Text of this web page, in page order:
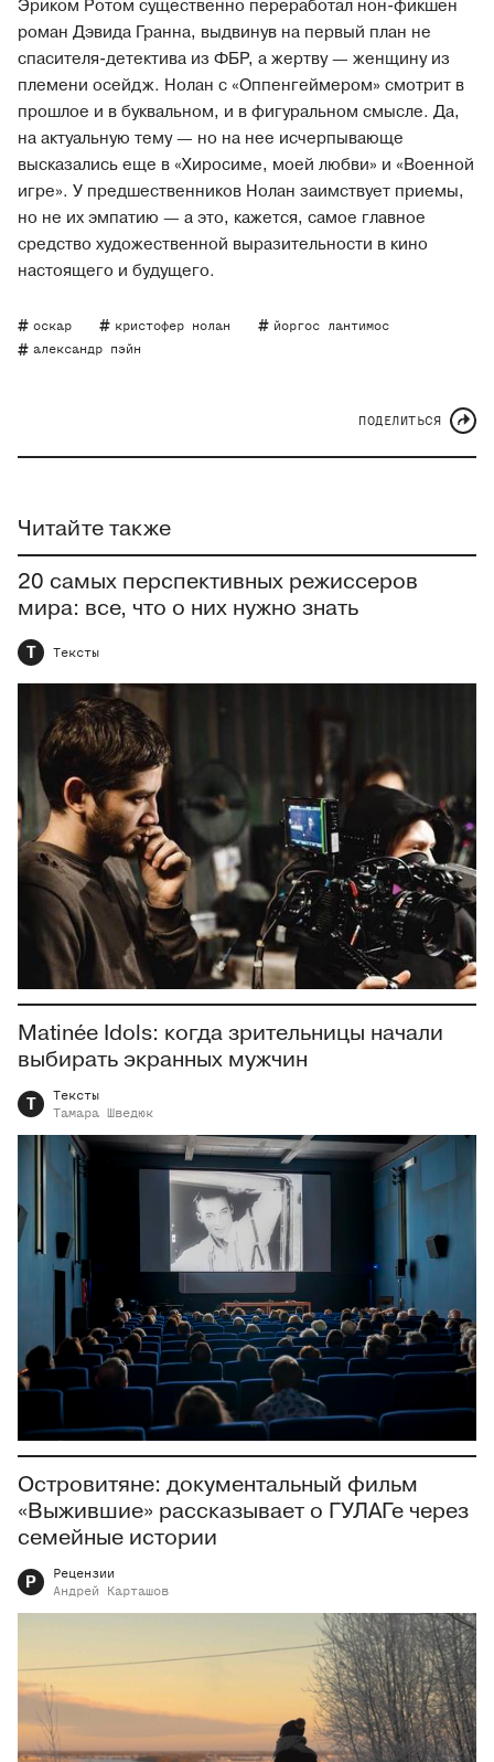
Эриком Ротом существенно переработал нон-фикшен
роман Дэвида Гранна, выдвинув на первый план не
спасителя-детектива из ФБР, а жертву — женщину из
племени осейдж. Нолан с «Оппенгеймером» смотрит в
прошлое и в буквальном, и в фигуральном смысле. Да,
на актуальную тему — но на нее исчерпывающе
высказались еще в «Хиросиме, моей любви» и «Военной
игре». У предшественников Нолан заимствует приемы,
но не их эмпатию — а это, кажется, самое главное
средство художественной выразительности в кино
настоящего и будущего.
оскар кристофер нолан
йоргос лантимос
александр пэйн
ПОДЕЛИТЬСЯ
Читайте также
20 самых перспективных режиссеров
мира: все, что о них нужно знать
Т Тексты
Matinée Idols: когда зрительницы начали
выбирать экранных мужчин
Т
Тексты
Тамара Шведюк
Островитяне: документальный фильм
«Выжившие» рассказывает о ГУЛАГе через
семейные истории
Р
Рецензии
Андрей
Карташов